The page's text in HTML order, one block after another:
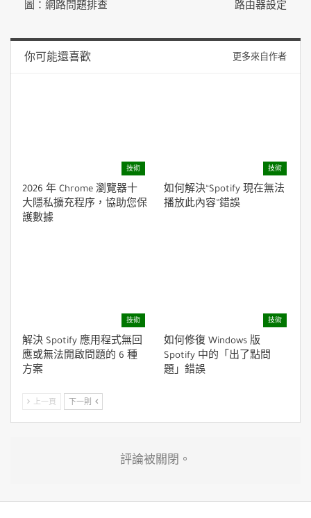
圖：網路問題排查
路由器設定
你可能還喜歡 更多來自作者
技術
2026 年 Chrome 瀏覽器十
大隱私擴充程序，協助您保
護數據
技術
如何解決“Spotify 現在無法
播放此內容”錯誤
技術
解決 Spotify 應用程式無回
應或無法開啟問題的 6 種
方案
技術
如何修復 Windows 版
Spotify 中的「出了點問
題」錯誤
上一頁 下一則
評論被關閉。